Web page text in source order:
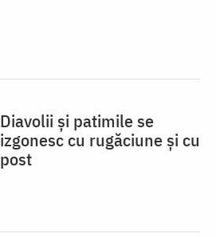
Diavolii și patimile se
izgonesc cu rugăciune și cu
post